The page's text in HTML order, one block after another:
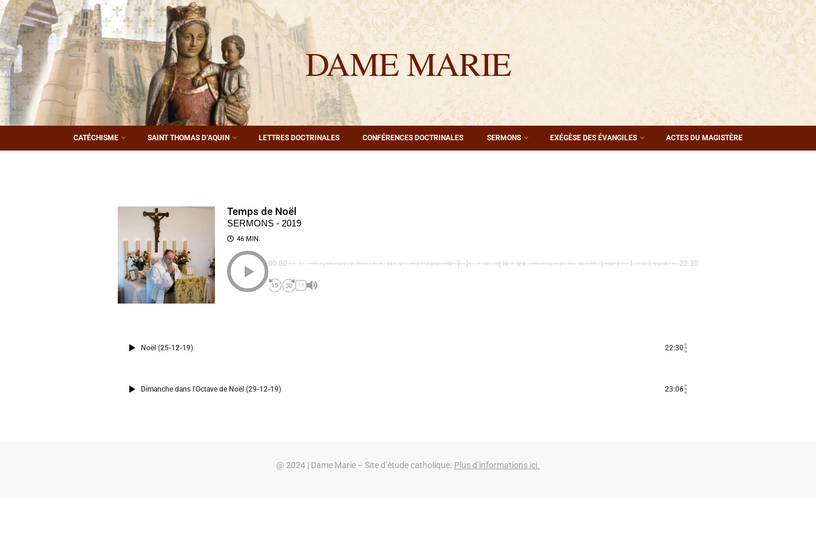
DAME MARIE
CATÉCHISME SAINT THOMAS D’AQUIN LETTRES DOCTRINALES CONFÉRENCES DOCTRINALES SERMONS EXÉGÈSE DES ÉVANGILES ACTES DU MAGISTÈRE
Temps de Noël
SERMONS - 2019
46 MIN.
00:00 -22:30
1X
Noël (25-12-19) 22:30
Dimanche dans l'Octave de Noël (29-12-19) 23:06
@ 2024 | Dame Marie – Site d’étude catholique. Plus d’informations ici.